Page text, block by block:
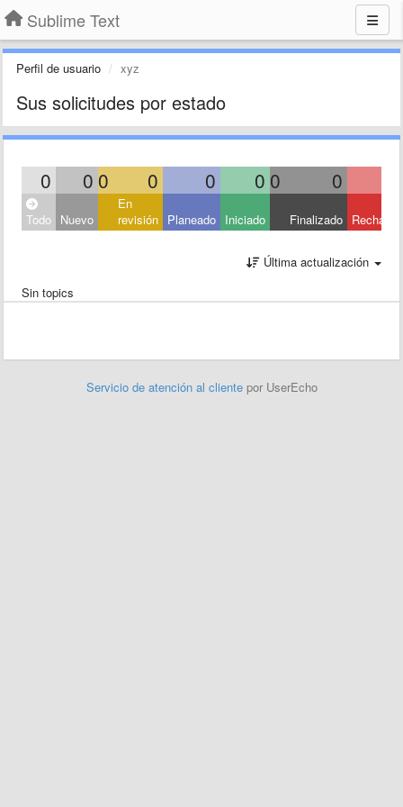
Sublime Text
Perfil de usuario xyz
Sus solicitudes por estado
0 0 0 0 0 0 0 0
Todo Nuevo
En
revisión Planeado Iniciado Finalizado
Última actualización
Sin topics
Servicio de atención al cliente por UserEcho